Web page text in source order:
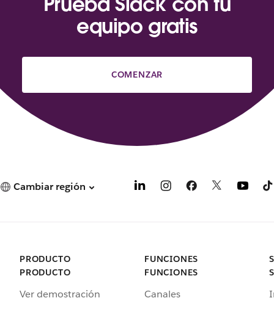
equipo gratis
COMENZAR
Cambiar región
PRODUCTO
PRODUCTO
Ver demostración
FUNCIONES
FUNCIONES
Canales